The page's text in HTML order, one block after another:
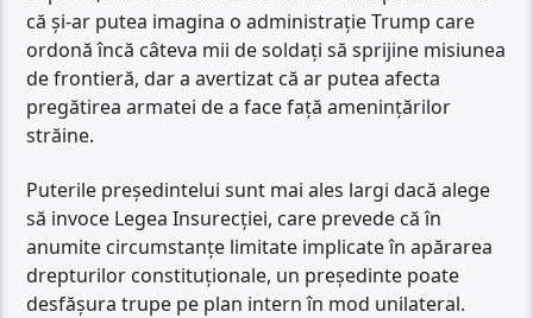
că și-ar putea imagina o administrație Trump care
ordonă încă câteva mii de soldați să sprijine misiunea
de frontieră, dar a avertizat că ar putea afecta
pregătirea armatei de a face față amenințărilor
străine.
Puterile președintelui sunt mai ales largi dacă alege
să invoce Legea Insurecției, care prevede că în
anumite circumstanțe limitate implicate în apărarea
drepturilor constituționale, un președinte poate
desfășura trupe pe plan intern în mod unilateral.